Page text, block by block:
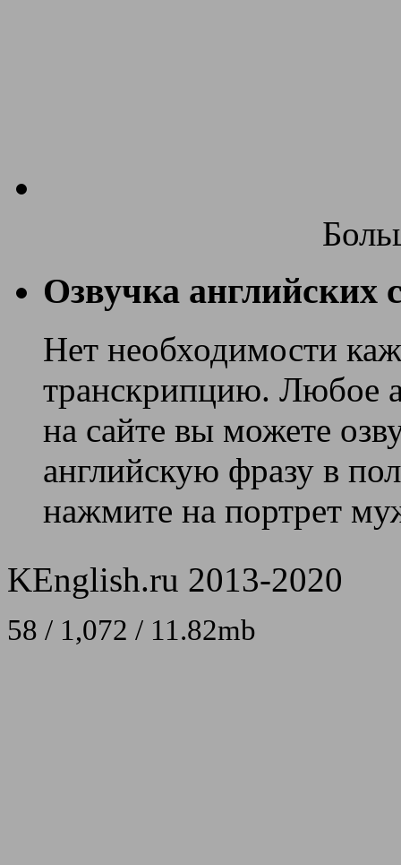
Озвучка английских
Нет необходимости
транскрипцию. Любое
на сайте вы можете
английскую фразу в
нажмите на портрет
KEnglish.ru 2013-2020
58 / 1,072 / 11.82mb